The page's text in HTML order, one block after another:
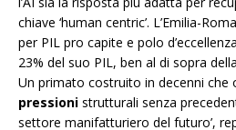
chiave ‘human centric’. L’Emilia-
per PIL pro capite e polo
23% del suo PIL, ben al di sopra
Un primato costruito in decenni che
pressioni strutturali senza
settore manifatturiero del futuro’,